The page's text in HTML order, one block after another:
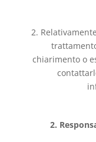
2.
chiarimento o
2.